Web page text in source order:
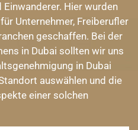
Hier wurden
Unternehmer, Freiberufler
geschaffen. Bei der
in Dubai sollten wir uns
in Dubai
auswählen und die
einer solchen